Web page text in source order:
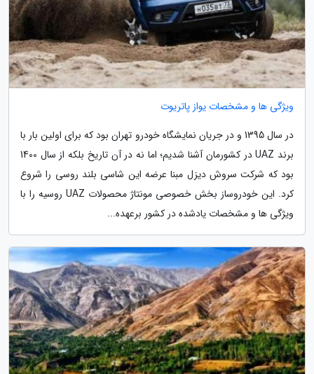
ویژگی ها و مشخصات یواز پاتریوت
در سال 1395 و در جریان نمایشگاه خودرو تهران بود که برای اولین بار با
برند UAZ در کشورمان آشنا شدیم؛ اما نه در آن تاریخ بلکه از سال 1400
بود که شرکت سروش دیزل مبنا عرضه این شاسی بلند روسی را شروع
کرد. این خودروساز بخش خصوصی مونتاژ محصولات UAZ روسیه را با
ویژگی ها و مشخصات یادشده در کشور برعهده...